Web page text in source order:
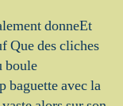
donneEt
Que des cliches
boule
baguette avec la